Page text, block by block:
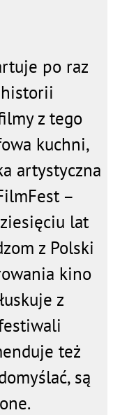
po raz
z tego
kuchni,
artystyczna
–
lat
z Polski
kino
z
też
są